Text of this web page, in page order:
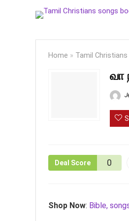
Home » Tamil
வா
Deal Score 0
Shop Now: Bible,